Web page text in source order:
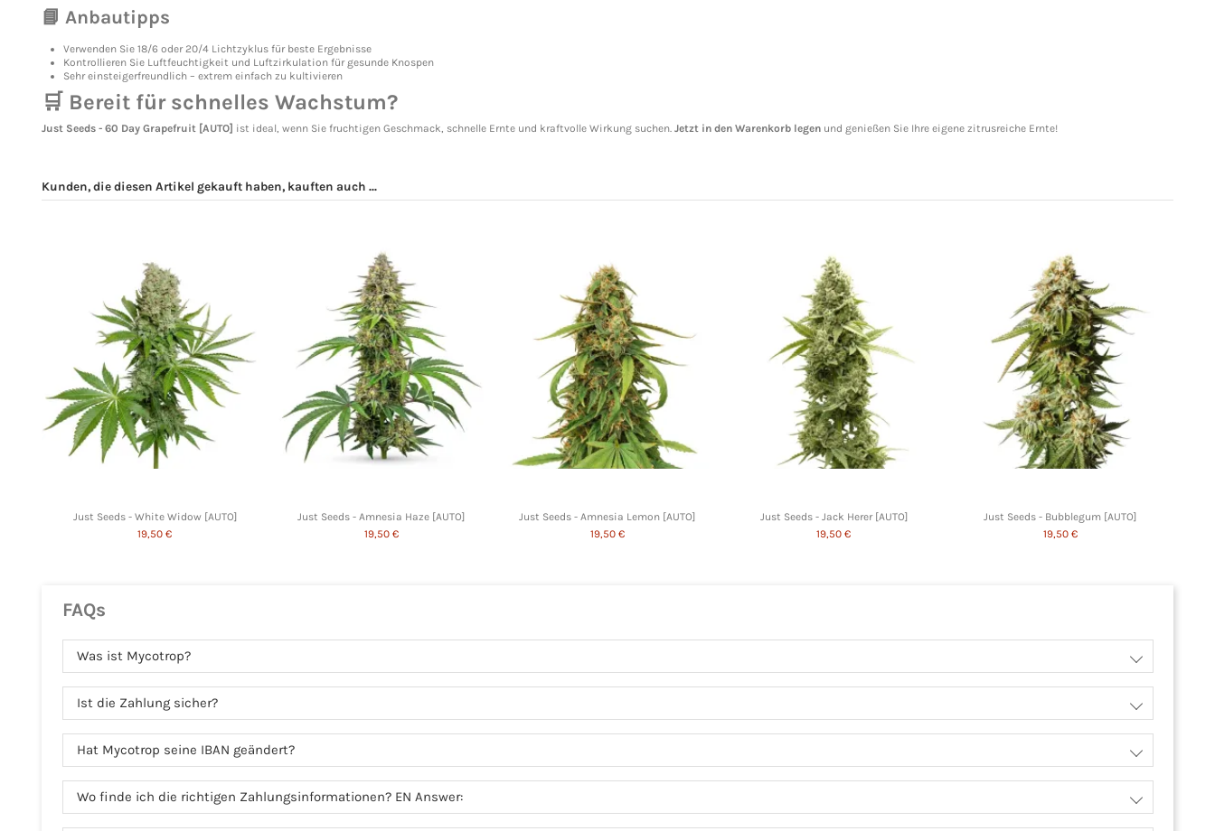
📘 Anbautipps
Verwenden Sie 18/6 oder 20/4 Lichtzyklus für beste Ergebnisse
Kontrollieren Sie Luftfeuchtigkeit und Luftzirkulation für gesunde Knospen
Sehr einsteigerfreundlich – extrem einfach zu kultivieren
🛒 Bereit für schnelles Wachstum?
Just Seeds - 60 Day Grapefruit [AUTO] ist ideal, wenn Sie fruchtigen Geschmack, schnelle Ernte und kraftvolle Wirkung suchen. Jetzt in den Warenkorb legen und genießen Sie Ihre eigene zitrusreiche Ernte!
Kunden, die diesen Artikel gekauft haben, kauften auch ...
Just Seeds - White Widow [AUTO]
19,50 €
Just Seeds - Amnesia Haze [AUTO]
19,50 €
Just Seeds - Amnesia Lemon [AUTO]
19,50 €
Just Seeds - Jack Herer [AUTO]
19,50 €
Just Seeds - Bubblegum [AUTO]
19,50 €
FAQs
Was ist Mycotrop?
Ist die Zahlung sicher?
Hat Mycotrop seine IBAN geändert?
Wo finde ich die richtigen Zahlungsinformationen? EN Answer: